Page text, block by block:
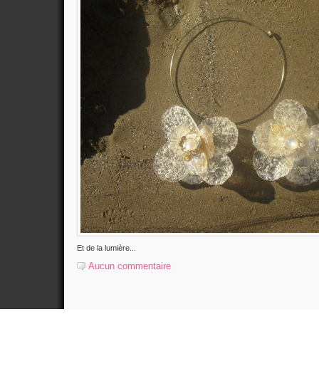
Et de la lumière...
Aucun commentaire